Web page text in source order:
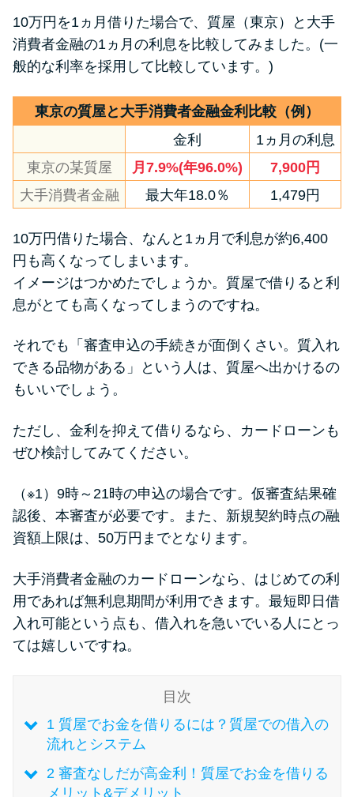
種類や特徴で探す
銀行カードローンを選ぶべき4つ
の理由
無利息期間を利用して利息0円で
お金を借りる3つのポイント
種類・特徴別一覧
その他コラム
今月の家賃払えない…2ヵ月目に
処法3つ
家賃払えないが強制退去は避け
法2選
に悩む人へ街金をおすすめしな
い理由
質屋でお金を借りるには？年利
やシステムをカードローンと比
較
学生がお金を借りる方法は？親
へのバレにくさや将来への影響
を解説
10万円を1ヵ月借りた場合で、質屋（東京）と大手
消費者金融の1ヵ月の利息を比較してみました。(一
般的な利率を採用して比較しています。)
東京の質屋と大手消費者金融金利比較（例）
金利
1ヵ月の利息
東京の某質屋
月7.9%(年96.0%)
7,900円
大手消費者金融
最大年18.0％ 1,479円
10万円借りた場合、なんと1ヵ月で利息が約6,400
円も高くなってしまいます。
イメージはつかめたでしょうか。質屋で借りると利
息がとても高くなってしまうのですね。
それでも「審査申込の手続きが面倒くさい。質入れ
できる品物がある」という人は、質屋へ出かけるの
もいいでしょう。
ただし、金利を抑えて借りるなら、カードローンも
ぜひ検討してみてください。
（※1）9時～21時の申込の場合です。仮審査結果確
認後、本審査が必要です。また、新規契約時点の融
資額上限は、50万円までとなります。
大手消費者金融のカードローンなら、はじめての利
用であれば無利息期間が利用できます。最短即日借
入れ可能という点も、借入れを急いでいる人にとっ
ては嬉しいですね。
目次
1質屋でお金を借りるには？質屋での借入の
流れとシステム
2審査なしだが高金利！質屋でお金を借りる
メリット&デメリット